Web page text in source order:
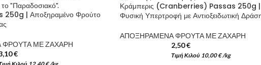
οργανισμό σας
Αμύγδαλα 500g Εσείς επιλέγετε τα αμύγδαλα 500g και
απόλυτη φυσική πηγή ενέργειας και υγείας. Εμείς
250g | Αποξηραμένο Φρούτο
ΜΕ ΖΑΧΑΡΗ
€
Κράμπερις (Cranberries) Passas 250g |
Φυσική Υπερτροφή με Αντιοξειδωτική
ΑΠΟΞΗΡΑΜΕΝΑ ΦΡΟΥΤΑ ΜΕ ΖΑΧΑΡΗ
2,50€
Τιμή Κιλού 10,00€ /kg